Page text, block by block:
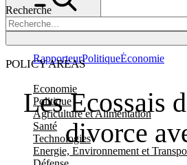
Recherche
POLICY AREAS
Economie
Politique
Agriculture et Alimentation
Santé
Technologies
Energie, Environnement et
RapporteurPolitiqueÉconomie
Les Ecossais
divorce